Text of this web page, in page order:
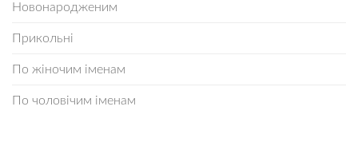
Новонародженим
Прикольні
По жіночим іменам
По чоловічим іменам